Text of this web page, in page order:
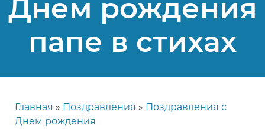
Днем рождения
папе в стихах
Строка
Главная Поздравления
Поздравления с
Днем рождения